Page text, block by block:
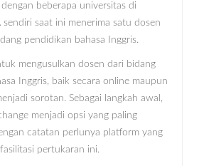
beberapa universitas di
sendiri saat ini menerima satu dosen
pendidikan bahasa Inggris.
mengusulkan dosen dari bidang
Inggris, baik secara online maupun
sorotan. Sebagai langkah awal,
menjadi opsi yang paling
catatan perlunya platform yang
pertukaran ini.